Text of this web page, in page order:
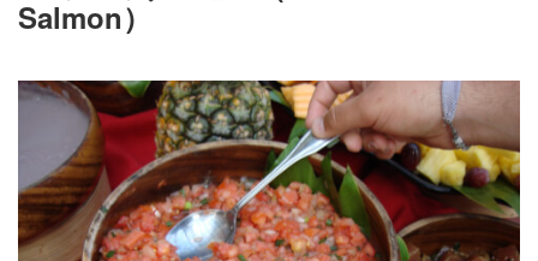
Salmon）